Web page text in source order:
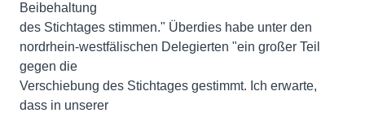
Beibehaltung
des Stichtages stimmen." Überdies habe unter den
nordrhein-westfälischen Delegierten "ein großer Teil
gegen die
Verschiebung des Stichtages gestimmt. Ich erwarte,
dass in unserer